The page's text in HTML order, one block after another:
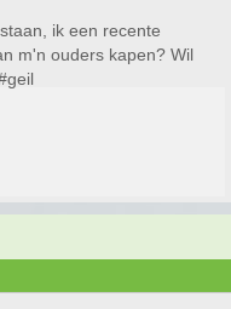
ik een recente
m'n ouders kapen? Wil